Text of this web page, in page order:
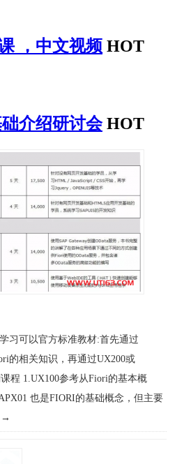
，中文视频 HOT
介绍研讨会 HOT
习可以官方标准教材:首先通过
的相关知识，再通过UX200或
程 1.UX100参考从Fiori的基本概
也是FIORI的基础概念，但主要
→